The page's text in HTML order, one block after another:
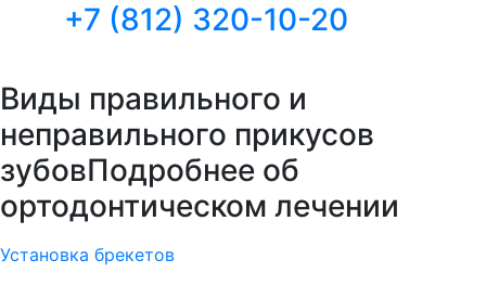
+7 (812) 320-10-20
Виды правильного и
неправильного прикусов
зубовПодробнее об
ортодонтическом лечении
Установка брекетов